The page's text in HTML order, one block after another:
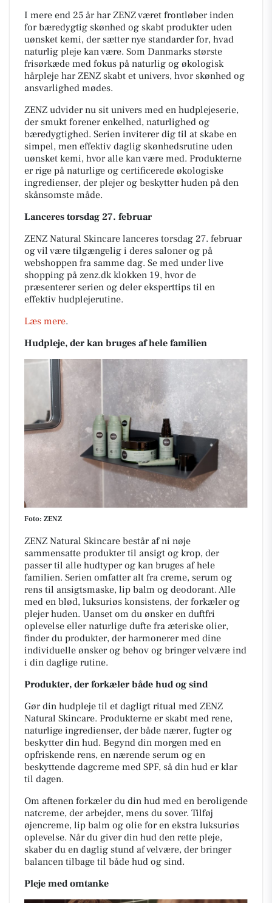
I mere end 25 år har ZENZ været frontløber inden
for bæredygtig skønhed og skabt produkter uden
uønsket kemi, der sætter nye standarder for, hvad
naturlig pleje kan være. Som Danmarks største
frisørkæde med fokus på naturlig og økologisk
hårpleje har ZENZ skabt et univers, hvor skønhed og
ansvarlighed mødes.
ZENZ udvider nu sit univers med en hudplejeserie,
der smukt forener enkelhed, naturlighed og
bæredygtighed. Serien inviterer dig til at skabe en
simpel, men effektiv daglig skønhedsrutine uden
uønsket kemi, hvor alle kan være med. Produkterne
er rige på naturlige og certificerede økologiske
ingredienser, der plejer og beskytter huden på den
skånsomste måde.
Lanceres torsdag 27. februar
ZENZ Natural Skincare lanceres torsdag 27. februar
og vil være tilgængelig i deres saloner og på
webshoppen fra samme dag. Se med under live
shopping på zenz.dk klokken 19, hvor de
præsenterer serien og deler eksperttips til en
effektiv hudplejerutine.
Læs mere.
Hudpleje, der kan bruges af hele familien
Foto: ZENZ
ZENZ Natural Skincare består af ni nøje
sammensatte produkter til ansigt og krop, der
passer til alle hudtyper og kan bruges af hele
familien. Serien omfatter alt fra creme, serum og
rens til ansigtsmaske, lip balm og deodorant. Alle
med en blød, luksuriøs konsistens, der forkæler og
plejer huden. Uanset om du ønsker en duftfri
oplevelse eller naturlige dufte fra æteriske olier,
finder du produkter, der harmonerer med dine
individuelle ønsker og behov og bringer velvære ind
i din daglige rutine.
Produkter, der forkæler både hud og sind
Gør din hudpleje til et dagligt ritual med ZENZ
Natural Skincare. Produkterne er skabt med rene,
naturlige ingredienser, der både nærer, fugter og
beskytter din hud. Begynd din morgen med en
opfriskende rens, en nærende serum og en
beskyttende dagcreme med SPF, så din hud er klar
til dagen.
Om aftenen forkæler du din hud med en beroligende
natcreme, der arbejder, mens du sover. Tilføj
øjencreme, lip balm og olie for en ekstra luksuriøs
oplevelse. Når du giver din hud den rette pleje,
skaber du en daglig stund af velvære, der bringer
balancen tilbage til både hud og sind.
Pleje med omtanke